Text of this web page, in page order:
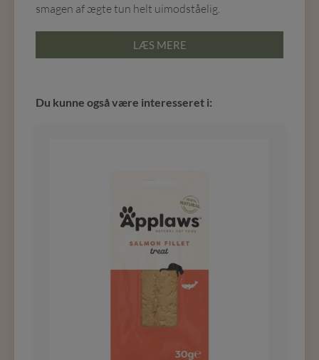
smagen af ægte tun helt uimodståelig.
LÆS MERE
Du kunne også være interesseret i: